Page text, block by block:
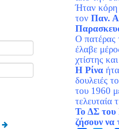
Ήταν κόρη
τον Παν.
Ο πατέρας
έλαβε
χτίστης
Η Ρίνα
δουλειές
του 1960
τελευταία
Το ΔΣ του
ζήσουν να